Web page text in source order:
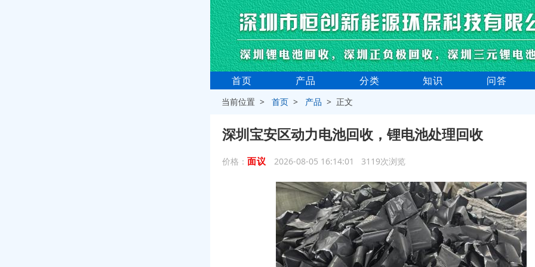
首页 产品 分类 知识 问答
当前位置 >首页 > 产品 > 正文
深圳宝安区动力电池回收，锂电池处理回收
价格： 面议 2026-08-05 16:14:01 3119次浏览